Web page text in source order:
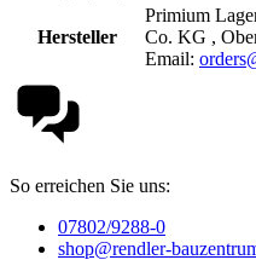
Hersteller
Primium
Co. KG ,
Email:
So erreichen Sie uns:
07802/9288-0
shop@rendler-